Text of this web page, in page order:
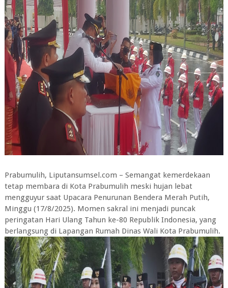
Prabumulih, Liputansumsel.com – Semangat kemerdekaan
tetap membara di Kota Prabumulih meski hujan lebat
mengguyur saat Upacara Penurunan Bendera Merah Putih,
Minggu (17/8/2025). Momen sakral ini menjadi puncak
peringatan Hari Ulang Tahun ke-80 Republik Indonesia, yang
berlangsung di Lapangan Rumah Dinas Wali Kota Prabumulih.